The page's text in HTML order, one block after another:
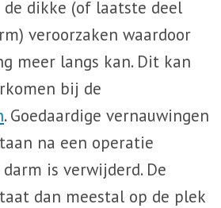
dikke (of laatste deel
veroorzaken waardoor
meer langs kan. Dit kan
bij de
. Goedaardige vernauwingen
na een operatie
is verwijderd. De
dan meestal op de plek